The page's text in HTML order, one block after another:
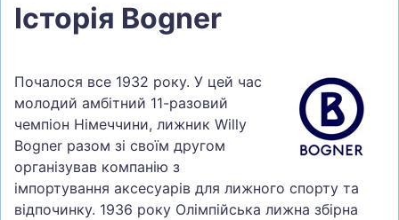
Історія Bogner
Почалося все 1932 року. У цей час
молодий амбітний 11-разовий
чемпіон Німеччини, лижник Willy
Bogner разом зі своїм другом
організував компанію з
імпортування аксесуарів для лижного спорту та
відпочинку. 1936 року Олімпійська лижна збірна